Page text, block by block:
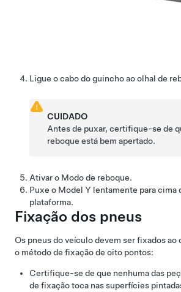
Ligue o cabo do guincho ao olhal de
CUIDADO
Antes de puxar, certifique-se de
reboque está bem apertado.
Ativar o Modo de reboque.
Puxe o Model Y lentamente para cima
plataforma.
Fixação dos pneus
Os pneus do veículo devem ser fixados ao
o método de fixação de oito pontos:
Certifique-se de que nenhuma das
de fixação toca nas superfícies